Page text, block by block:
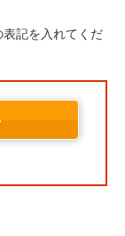
記を入れてくだ